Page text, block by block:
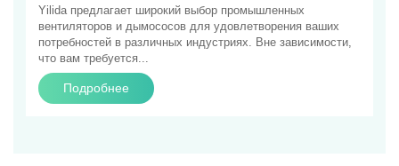
Yilida предлагает широкий выбор промышленных
вентиляторов и дымососов для удовлетворения ваших
потребностей в различных индустриях. Вне зависимости,
что вам требуется...
Подробнее